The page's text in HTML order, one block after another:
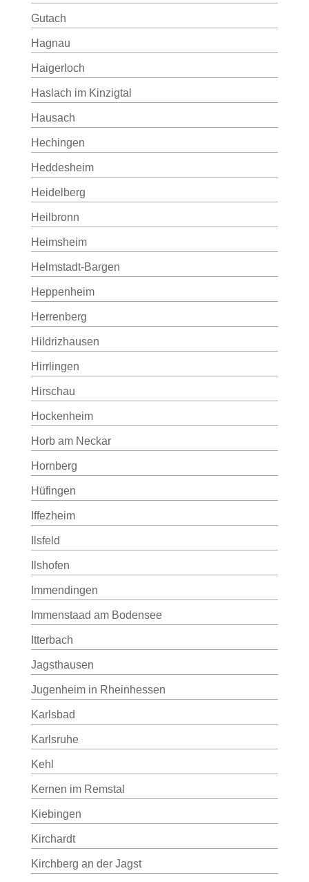
Gutach
Hagnau
Haigerloch
Haslach im Kinzigtal
Hausach
Hechingen
Heddesheim
Heidelberg
Heilbronn
Heimsheim
Helmstadt-Bargen
Heppenheim
Herrenberg
Hildrizhausen
Hirrlingen
Hirschau
Hockenheim
Horb am Neckar
Hornberg
Hüfingen
Iffezheim
Ilsfeld
Ilshofen
Immendingen
Immenstaad am Bodensee
Itterbach
Jagsthausen
Jugenheim in Rheinhessen
Karlsbad
Karlsruhe
Kehl
Kernen im Remstal
Kiebingen
Kirchardt
Kirchberg an der Jagst